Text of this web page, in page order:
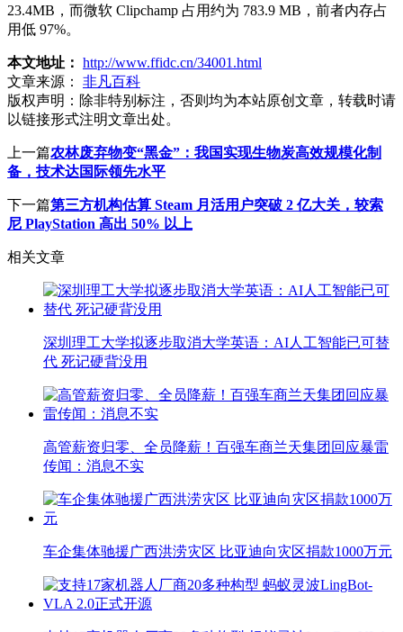
23.4MB，而微软 Clipchamp 占用约为 783.9 MB，前者内存占
用低 97%。
本文地址： http://www.ffidc.cn/34001.html
文章来源：
非凡百科
版权声明： 除非特别标注，否则均为本站原创文章，转载时请
以链接形式注明文章出处。
上一篇农林废弃物变“黑金”：我国实现生物炭高效规模化制
备，技术达国际领先水平
下一篇第三方机构估算 Steam 月活用户突破 2 亿大关，较索
尼 PlayStation 高出 50% 以上
相关文章
深圳理工大学拟逐步取消大学英语：AI人工智能已可替
代 死记硬背没用
高管薪资归零、全员降薪！百强车商兰天集团回应暴雷
传闻：消息不实
车企集体驰援广西洪涝灾区 比亚迪向灾区捐款1000万元